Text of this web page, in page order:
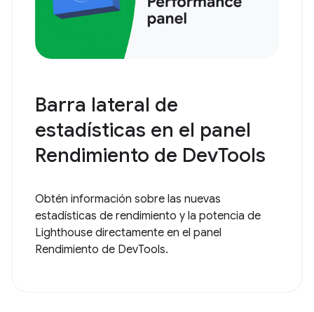
Barra lateral de
estadísticas en el panel
Rendimiento de DevTools
Obtén información sobre las nuevas
estadísticas de rendimiento y la potencia de
Lighthouse directamente en el panel
Rendimiento de DevTools.